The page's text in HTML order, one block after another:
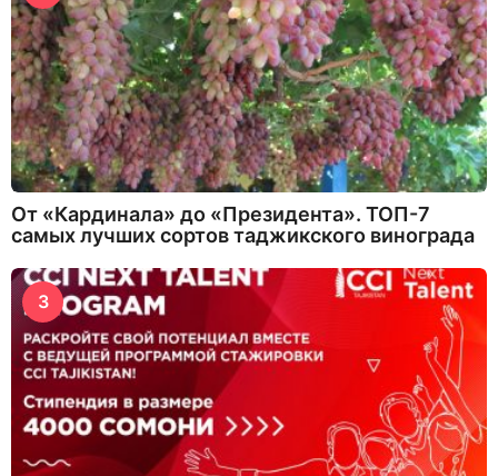
От «Кардинала» до «Президента». ТОП-7
самых лучших сортов таджикского винограда
3